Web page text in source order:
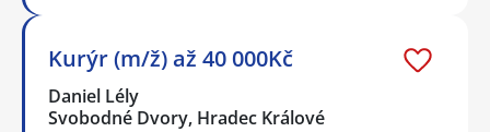
Kurýr (m/ž) až 40 000Kč
Daniel Lély
Svobodné Dvory, Hradec Králové